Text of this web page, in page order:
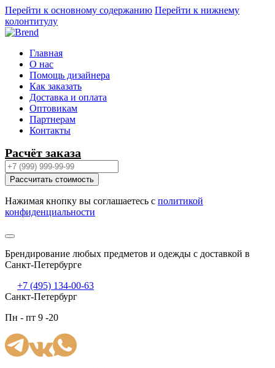
Перейти к основному содержанию Перейти к нижнему
колонтитулу
Главная
О нас
Помощь дизайнера
Как заказать
Доставка и оплата
Оптовикам
Партнерам
Контакты
Расчёт заказа
Рассчитать стоимость
Нажимая кнопку вы соглашаетесь с политикой
конфиденциальности
Брендирование любых предметов и одежды с доставкой в
Санкт-Петербурге
+7 (495) 134-00-63
Санкт-Петербург
Пн - пт 9 -20